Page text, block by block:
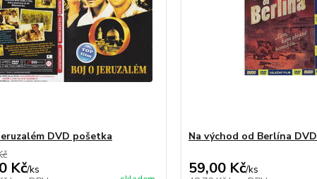
DVD pošetka
Kč/ks
Na východ od Berlína DVD
59,00 Kč/ks